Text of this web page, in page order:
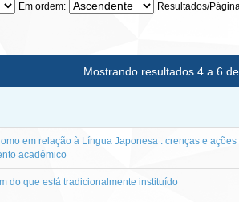
Em ordem: Resultados/
Mostrando resultados 4 a 6
em relação à Língua Japonesa : crenças e
acadêmico
do que está tradicionalmente instituído